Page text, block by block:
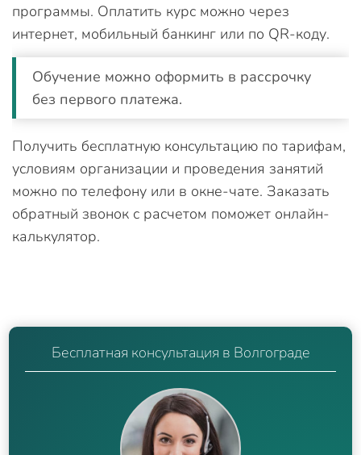
программы. Оплатить курс можно через
интернет, мобильный банкинг или по QR-коду.
Обучение можно оформить в рассрочку
без первого платежа.
Получить бесплатную консультацию по тарифам,
условиям организации и проведения занятий
можно по телефону или в окне-чате. Заказать
обратный звонок с расчетом поможет онлайн-
калькулятор.
Бесплатная консультация в Волгограде